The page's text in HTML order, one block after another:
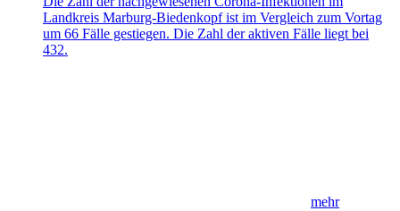
Landkreis Marburg-Biedenkopf ist im Vergleich zum Vortag
um 66 Fälle gestiegen. Die Zahl der aktiven Fälle liegt bei
432.
mehr